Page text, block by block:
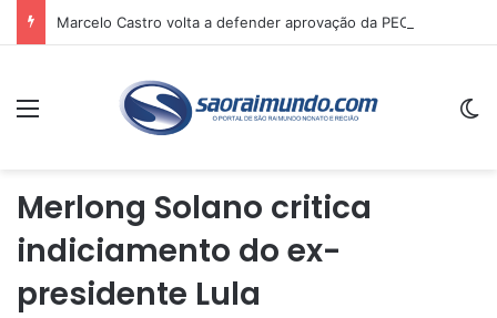
Menu
Merlong Solano critica
indiciamento do ex-
presidente Lula